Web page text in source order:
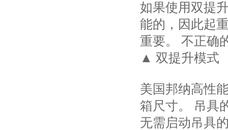
如果使用双提
能的，因此起
重要。 不正确
▲ 双提升模式
美国邦纳高性
箱尺寸。 吊具
无需启动吊具